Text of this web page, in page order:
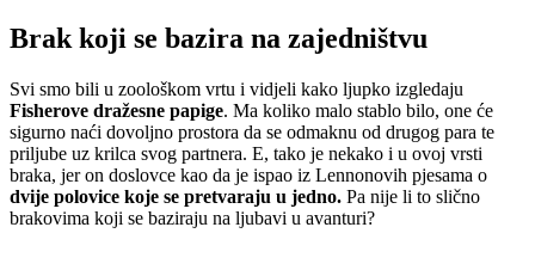
Brak koji se bazira na zajedništvu
Svi smo bili u zoološkom vrtu i vidjeli kako ljupko izgledaju
Fisherove dražesne papige. Ma koliko malo stablo bilo, one će
sigurno naći dovoljno prostora da se odmaknu od drugog para te
priljube uz krilca svog partnera. E, tako je nekako i u ovoj vrsti
braka, jer on doslovce kao da je ispao iz Lennonovih pjesama o
dvije polovice koje se pretvaraju u jedno. Pa nije li to slično
brakovima koji se baziraju na ljubavi u avanturi?